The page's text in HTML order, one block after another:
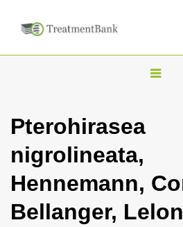
T
n
Pterohirasea
nigrolineata,
Hennemann,
Bellanger,